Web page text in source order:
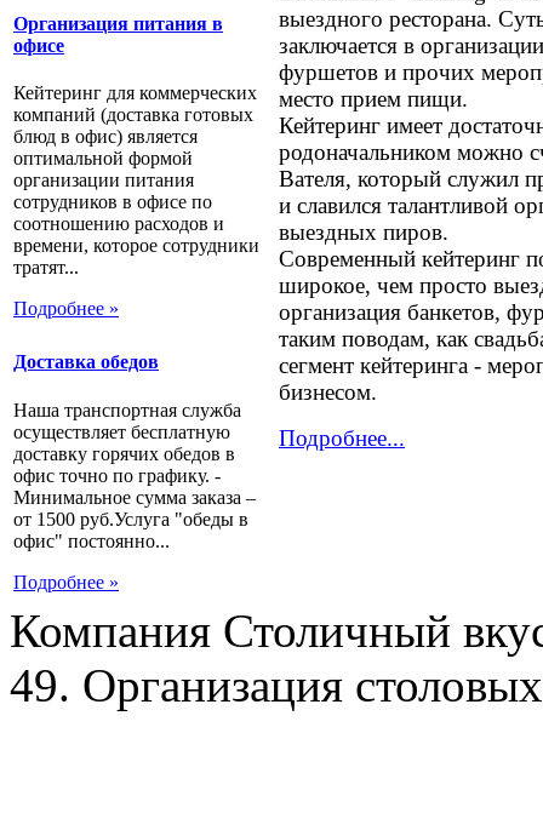
Организация питания в
офисе
Кейтеринг для коммерческих
компаний (доставка готовых
блюд в офис) является
оптимальной формой
организации питания
сотрудников в офисе по
соотношению расходов и
времени, которое сотрудники
тратят...
Подробнее »
Доставка обедов
Наша транспортная служба
осуществляет бесплатную
доставку горячих обедов в
офис точно по графику. -
Минимальное сумма заказа –
от 1500 руб.Услуга "обеды в
офис" постоянно...
Подробнее »
выездного ресторана.
заключается в
фуршетов и прочих
место прием пищи.
Кейтеринг имеет
родоначальником можно
Вателя, который служил
и славился талантливой
выездных пиров.
Современный кейтеринг
широкое, чем просто
организация банкетов,
таким поводам, как
сегмент кейтеринга -
бизнесом.
Подробнее...
Компания Столичный
49. Организация